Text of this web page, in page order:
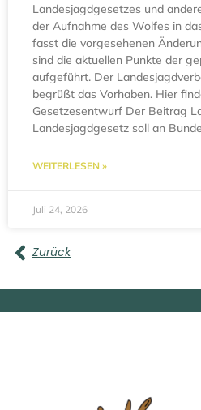
Landesjagdgesetzes und
der Aufnahme des Wolfes in
fasst die vorgesehenen
sind die aktuellen Punkte der
aufgeführt. Der
begrüßt das Vorhaben. Hier
Gesetzesentwurf Der Beitrag
Landesjagdgesetz soll an
WEITERLESEN »
Juli 24, 2026
Zurück